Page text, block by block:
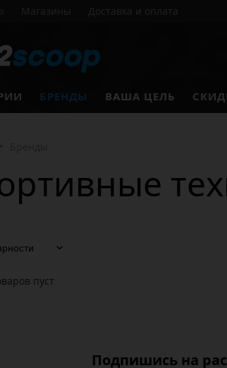
Магазины Доставка и оплата
БРЕНДЫ ВАША ЦЕЛЬ
пуст
Подпишись на